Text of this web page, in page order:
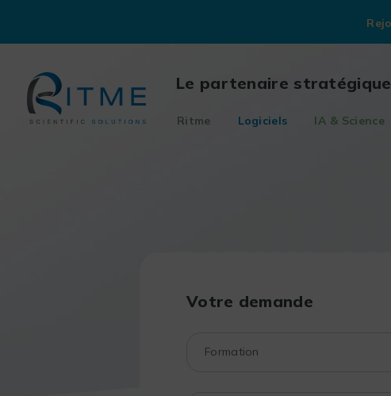
content
Le partenaire
Ritme Logiciels IA & Science
Votre demande